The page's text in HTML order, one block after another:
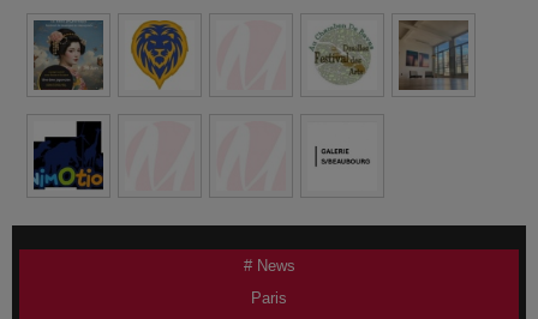
# News
Paris